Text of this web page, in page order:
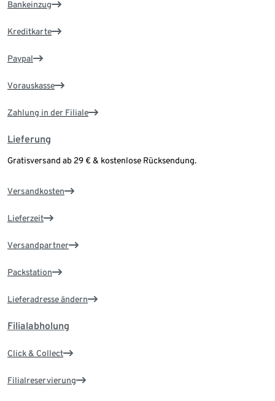
Bankeinzug
Kreditkarte
Paypal
Vorauskasse
Zahlung in der Filiale
Lieferung
Gratisversand ab 29 € & kostenlose Rücksendung.
Versandkosten
Lieferzeit
Versandpartner
Packstation
Lieferadresse ändern
Filialabholung
Click & Collect
Filialreservierung